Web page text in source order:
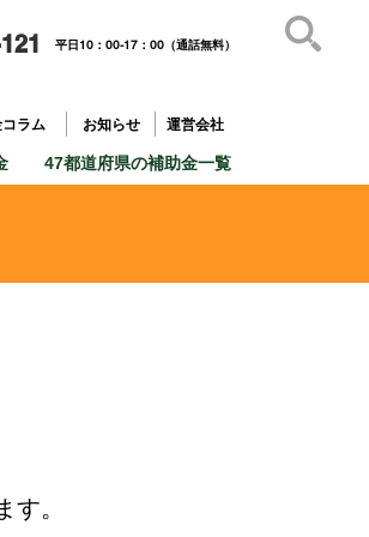
平日10：00-17：00（通話無料）
ラム お知らせ 運営会社
47都道府県の補助金一覧
。